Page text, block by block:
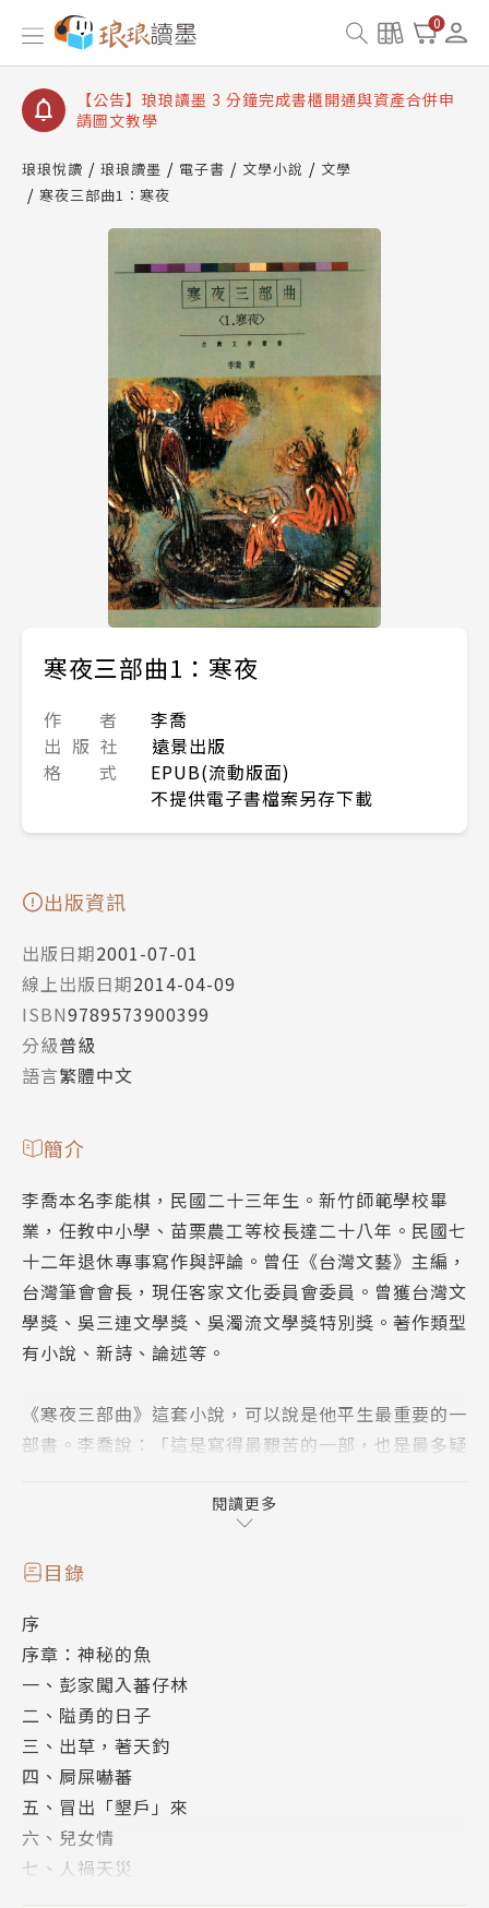
0
【公告】琅琅讀墨數位閱讀資產合併與書櫃開通申請
【公告】琅琅讀墨書櫃開通常見問題
【公告】琅琅讀墨 3 分鐘完成書櫃開通與資產合併申
請圖文教學
查詢
【公告】琅琅讀墨數位閱讀資產合併與書櫃開通申請
琅琅悅讀 琅琅讀墨 電子書 文學小說
文學
寒夜三部曲1：寒夜
寒夜三部曲1：寒夜
作 者
李喬
出 版 社
遠景出版
格 式
EPUB(流動版面)
不提供電子書檔案另存下載
出版資訊
出版日期2001-07-01
線上出版日期2014-04-09
ISBN9789573900399
分級普級
語言繁體中文
簡介
李喬本名李能棋，民國二十三年生。新竹師範學校畢
業，任教中小學、苗栗農工等校長達二十八年。民國七
十二年退休專事寫作與評論。曾任《台灣文藝》主編，
台灣筆會會長，現任客家文化委員會委員。曾獲台灣文
學獎、吳三連文學獎、吳濁流文學獎特別獎。著作類型
有小說、新詩、論述等。
《寒夜三部曲》這套小說，可以說是他平生最重要的一
部書。李喬說：「這是寫得最艱苦的一部，也是最多疑
閱讀更多
目錄
序
序章：神秘的魚
一、彭家闖入蕃仔林
二、隘勇的日子
三、出草，著天釣
四、屙屎嚇蕃
五、冒出「墾戶」來
六、兒女情
七、人禍天災